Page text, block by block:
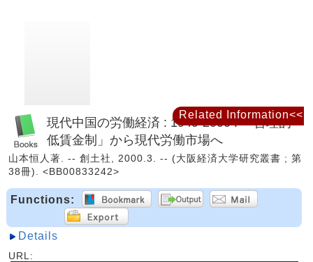
現代中国の労働経済 : 1949-2000 : 「合理的
低賃金制」から現代労働市場へ
山本恒人著. -- 創土社, 2000.3. -- (大阪経済大学研究叢書 ; 第
38冊). <BB00833242>
Functions:
Details
URL:
Related Information<<